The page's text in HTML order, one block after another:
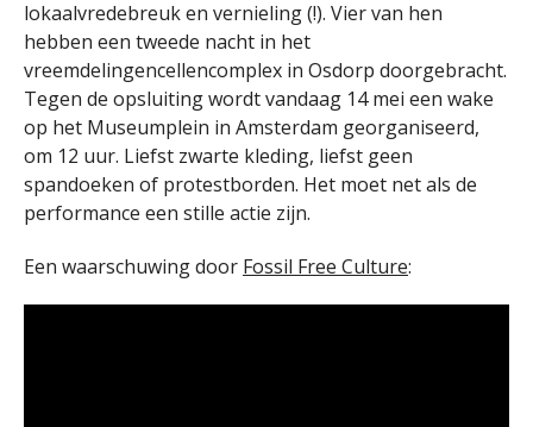
lokaalvredebreuk en vernieling (!). Vier van hen
hebben een tweede nacht in het
vreemdelingencellencomplex in Osdorp doorgebracht.
Tegen de opsluiting wordt vandaag 14 mei een wake
op het Museumplein in Amsterdam georganiseerd,
om 12 uur. Liefst zwarte kleding, liefst geen
spandoeken of protestborden. Het moet net als de
performance een stille actie zijn.
Een waarschuwing door Fossil Free Culture: